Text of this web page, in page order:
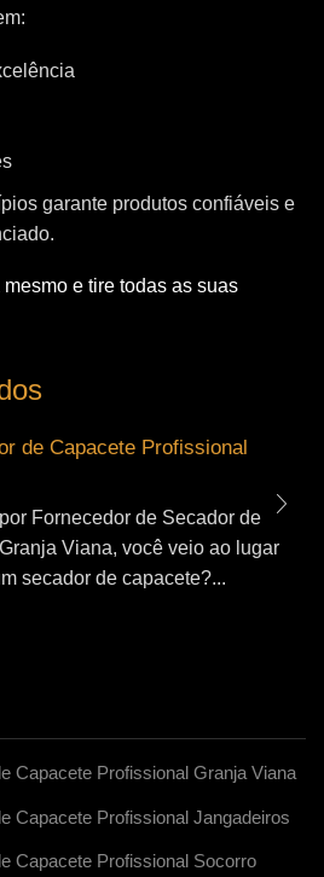
garante produtos confiáveis e
e tire todas as suas
de Capacete Profissional
Fornecedor de Secador de
Viana, você veio ao lugar
secador de capacete?...
Capacete Profissional Granja Viana
Capacete Profissional Jangadeiros
Capacete Profissional Socorro